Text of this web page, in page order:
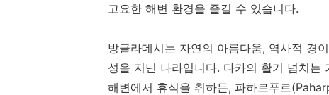
고요한 해변 환경을 즐길 수 있습니다.
방글라데시는 자연의 아름다움, 역사적 경
성을 지닌 나라입니다. 다카의 활기 넘치
해변에서 휴식을 취하든, 파하르푸르